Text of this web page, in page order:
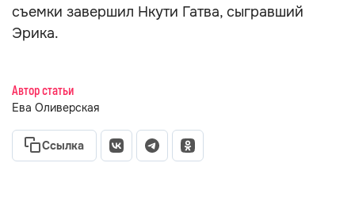
съемки завершил Нкути Гатва, сыгравший
Эрика.
Автор статьи
Ева Оливерская
Ссылка